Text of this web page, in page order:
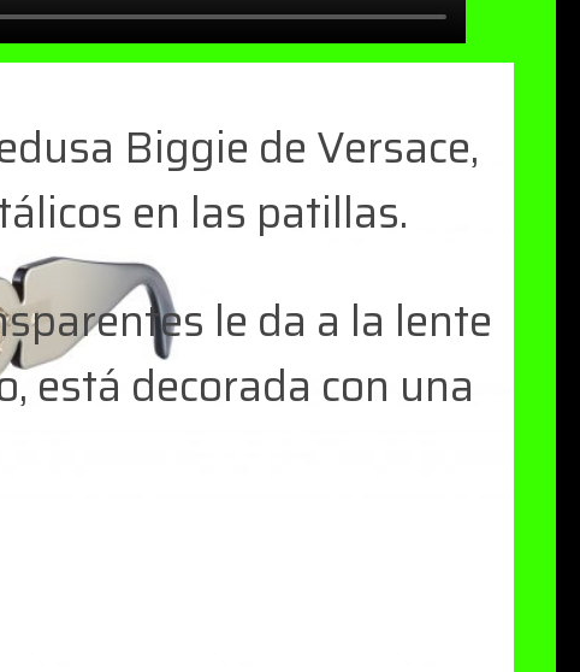
Biggie de Versace,
en las patillas.
le da a la lente
está decorada con una